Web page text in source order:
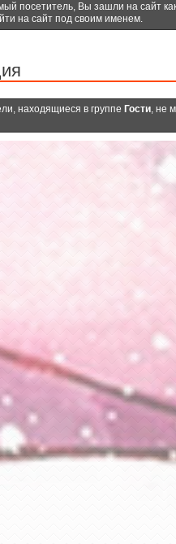
посетитель, Вы зашли на сайт
на сайт под своим именем.
находящиеся в группе Гости, не